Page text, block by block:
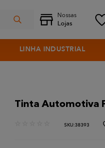
LINHA INDUSTRIAL
Tinta Automotiva
:38393